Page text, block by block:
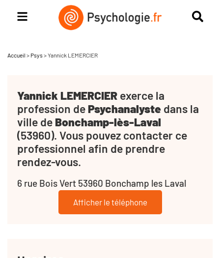
Accueil > Psys >Yannick LEMERCIER
Yannick LEMERCIER exerce la
profession dePsychanalyste dans la
ville de Bonchamp-lès-Laval
(53960). Vous pouvez contacter ce
professionnel afin de prendre
rendez-vous.
6 rue Bois Vert 53960 Bonchamp les Laval
Afficher le téléphone